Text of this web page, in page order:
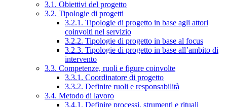
3.1. Obiettivi del progetto
3.2. Tipologie di progetti
3.2.1. Tipologie di progetto in base agli attori
coinvolti nel servizio
3.2.2. Tipologie di progetto in base al focus
3.2.3. Tipologie di progetto in base all’ambito di
intervento
3.3. Competenze, ruoli e figure coinvolte
3.3.1. Coordinatore di progetto
3.3.2. Definire ruoli e responsabilità
3.4. Metodo di lavoro
3.4.1. Definire processi, strumenti e rituali